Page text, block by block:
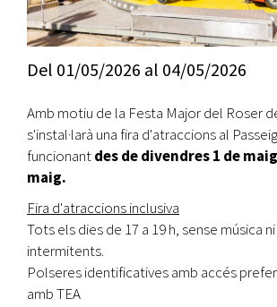
Del 01/05/2026 al 04/05/2026
Amb motiu de la Festa Major del Roser
s'instal·larà una fira d'atraccions al
funcionantdes de divendres 1 de
maig.
Fira d'atraccions inclusiva
Tots els dies de 17 a 19 h, sense música
intermitents.
Polseres identificatives amb accés
amb TEA